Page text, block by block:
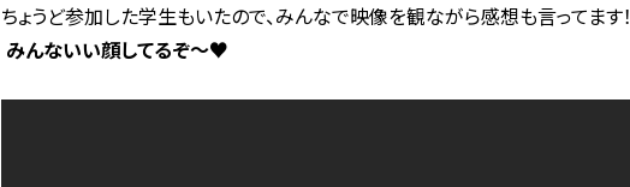
ちょうど参加した学生もいたので、みんなで映像を観ながら感想も言ってます！
みんないい顔してるぞ～♥